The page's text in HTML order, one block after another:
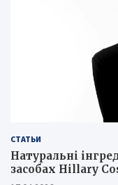
СТАТЬИ
Натуральні
засобах Hillary